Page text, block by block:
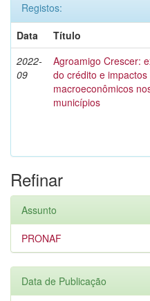
Registos:
Data
Título
2022-
09
Agroamigo Crescer:
do crédito e impactos
macroeconômicos
municípios
Refinar
Assunto
PRONAF
Data de Publicação